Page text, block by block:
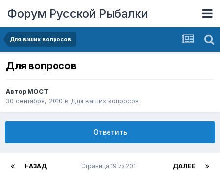
Форум Русской Рыбалки
Для ваших вопросов
Для вопросов
Автор MOCT
30 сентября, 2010 в Для ваших вопросов
Ответить
НАЗАД ДАЛЕЕ
Страница 19 из 201